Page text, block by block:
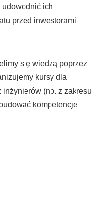
udowodnić ich
przed inwestorami
się wiedzą poprzez
kursy dla
inżynierów (np. z zakresu
kompetencje